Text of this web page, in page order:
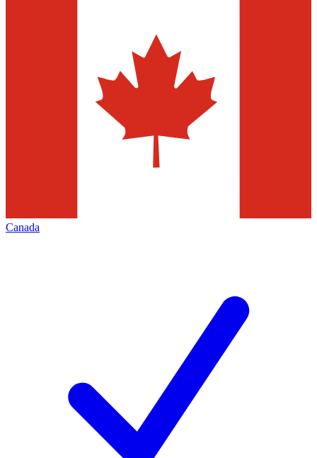
Canada